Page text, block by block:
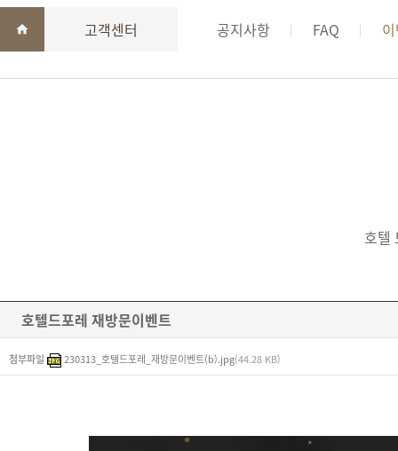
고객센터 공지사항 FAQ
호텔
호텔드포레 재방문이벤트
첨부파일 230313_호텔드포레_재방문이벤트(b).jpg(44.28 KB)